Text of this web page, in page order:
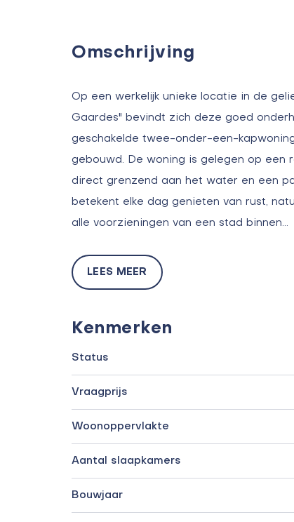
Omschrijving
Op een werkelijk unieke locatie in de
Gaardes" bevindt zich deze goed
geschakelde twee-onder-een-
gebouwd. De woning is gelegen op een
direct grenzend aan het water en een
betekent elke dag genieten van rust,
alle voorzieningen van een stad binnen…
LEES MEER
Kenmerken
Status
Vraagprijs
Woonoppervlakte
Aantal slaapkamers
Bouwjaar